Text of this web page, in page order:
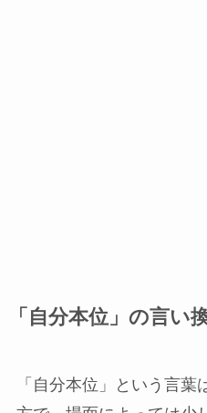
「自分本位」の言い
「自分本位」という言